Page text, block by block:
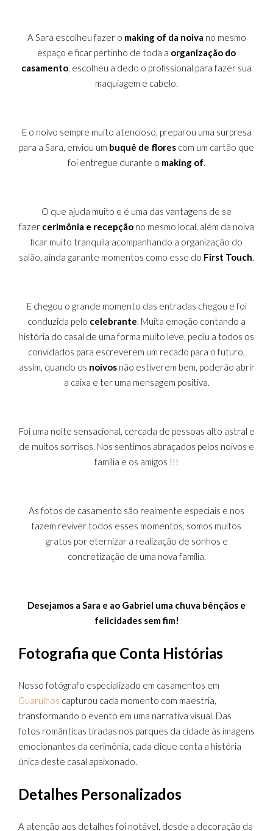
A Sara escolheu fazer o making of da noiva no mesmo
espaço e ficar pertinho de toda a organização do
casamento, escolheu a dedo o profissional para fazer sua
maquiagem e cabelo.
E o noivo sempre muito atencioso, preparou uma surpresa
para a Sara, enviou um buquê de flores com um cartão que
foi entregue durante o making of.
O que ajuda muito e é uma das vantagens de se
fazer cerimônia e recepção no mesmo local, além da noiva
ficar muito tranquila acompanhando a organização do
salão, ainda garante momentos como esse do First Touch.
E chegou o grande momento das entradas chegou e foi
conduzida pelo celebrante. Muita emoção contando a
história do casal de uma forma muito leve, pediu a todos os
convidados para escreverem um recado para o futuro,
assim, quando os noivosnão estiverem bem, poderão abrir
a caixa e ter uma mensagem positiva.
Foi uma noite sensacional, cercada de pessoas alto astral e
de muitos sorrisos. Nos sentimos abraçados pelos noivos e
família e os amigos !!!
As fotos de casamento são realmente especiais e nos
fazem reviver todos esses momentos, somos muitos
gratos por eternizar a realização de sonhos e
concretização de uma nova família.
Desejamos a Sara e ao Gabriel uma chuva bênçãos e
felicidades sem fim!
Fotografia que Conta Histórias
Nosso fotógrafo especializado em casamentos em
Guarulhos capturou cada momento com maestria,
transformando o evento em uma narrativa visual. Das
fotos românticas tiradas nos parques da cidade às imagens
emocionantes da cerimônia, cada clique conta a história
única deste casal apaixonado.
Detalhes Personalizados
A atenção aos detalhes foi notável, desde a decoração da